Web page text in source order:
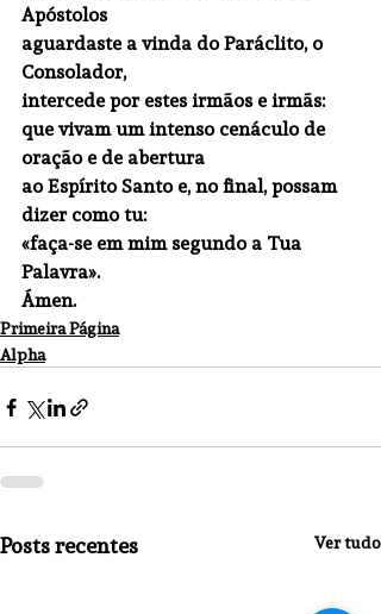
Apóstolos
aguardaste a vinda do Paráclito, o
Consolador,
intercede por estes irmãos e irmãs:
que vivam um intenso cenáculo de
oração e de abertura
ao Espírito Santo e, no final, possam
dizer como tu:
«faça-se em mim segundo a Tua
Palavra».
Ámen.
Primeira Página
Alpha
Posts recentes Ver tudo